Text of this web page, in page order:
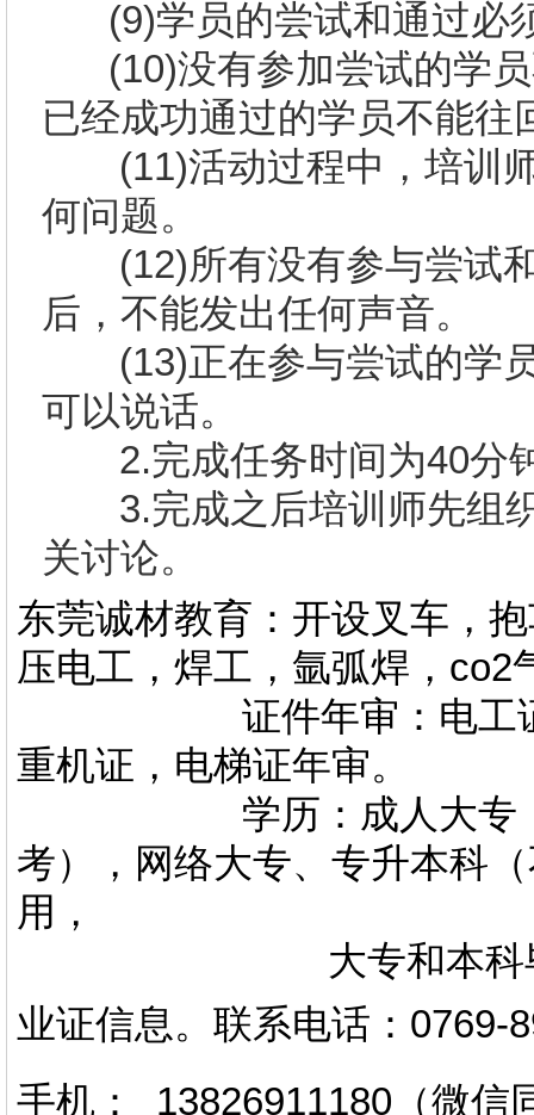
(9)学员的尝试和通过必
(10)没有参加尝试的学
已经成功通过的学员不能
(11)活动过程中，培训
何问题。
(12)所有没有参与尝试
后，不能发出任何声音。
(13)正在参与尝试的学
可以说话。
2.完成任务时间为40分
3.完成之后培训师先组
关讨论。
东莞诚材教育：开设叉车，
压电工，焊工，氩弧焊，co2
证件年审：电工证，
重机证，电梯证年审。
学历：成人大专，专
考），网络大专、专升本科
用，
大专和本科毕业证
业证信息。 联系电话 ： 0769-
手机： 13826911180（微信